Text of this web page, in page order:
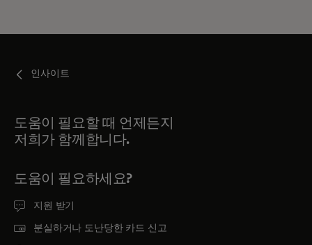
인사이트
도움이 필요할 때 언제든지
저희가 함께합니다.
도움이 필요하세요?
지원 받기
분실하거나 도난당한 카드 신고